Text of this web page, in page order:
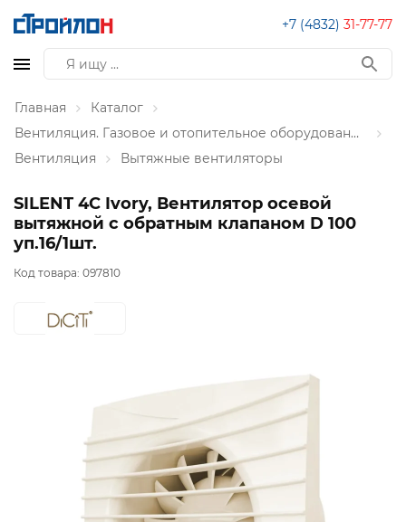
+7 (4832) 31-77-77
Главная
Каталог
Вентиляция. Газовое и отопительное оборудование
Вентиляция
Вытяжные вентиляторы
SILENT 4C Ivory, Вентилятор осевой
вытяжной с обратным клапаном D 100
уп.16/1шт.
Код товара: 097810